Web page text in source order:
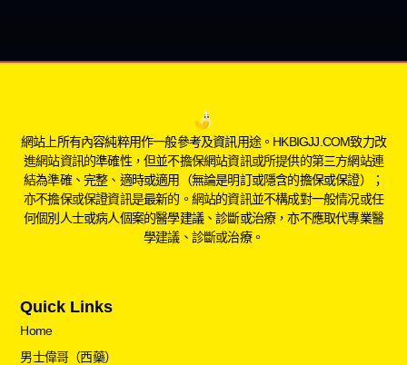
網站上所有內容純粹用作一般參考及資訊用途。HKBIGJJ.COM致力改
進網站資訊的準確性，但並不擔保網站資訊或所提供的第三方網站連
結為準確、完整、適時或適用（無論是明訂或隱含的擔保或保證）；
亦不擔保或保證資訊是最新的。網站的資訊並不構成對一般情况或任
何個別人士或病人個案的醫學建議、診斷或治療，亦不應取代專業醫
學建議、診斷或治療。
Quick Links
Home
男士偉哥（西藥）